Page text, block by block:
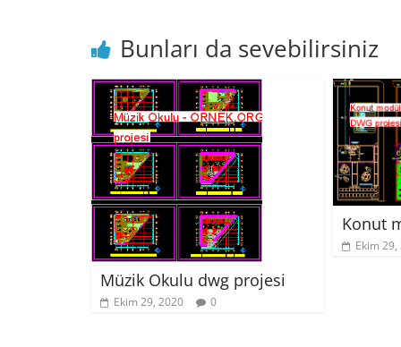
Bunları da sevebilirsiniz
Müzik Okulu dwg projesi
Ekim 29, 2020 0
Konut
Ekim